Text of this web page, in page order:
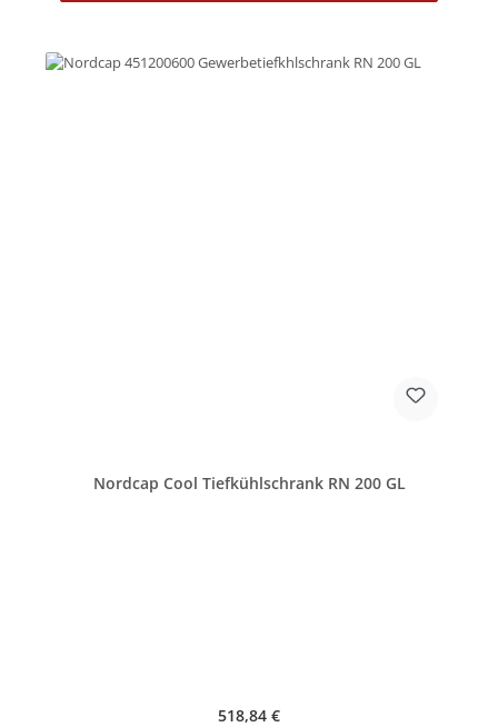
Nordcap Cool Tiefkühlschrank RN 200 GL
Regulärer Preis:
518,84 €